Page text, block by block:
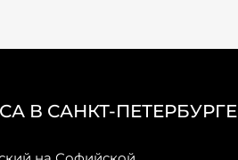
В САНКТ-ПЕТЕРБУРГЕ